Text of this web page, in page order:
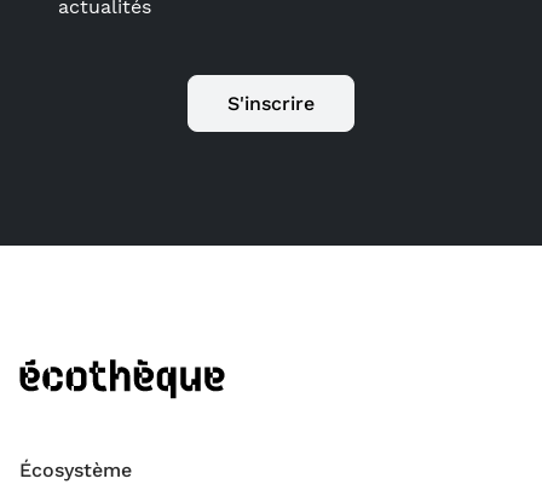
actualités
S'inscrire
Écosystème